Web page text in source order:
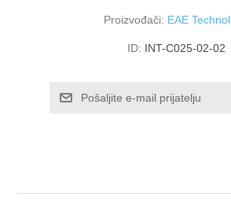
Proizvođači: EAE
ID: INT-C025-02-02